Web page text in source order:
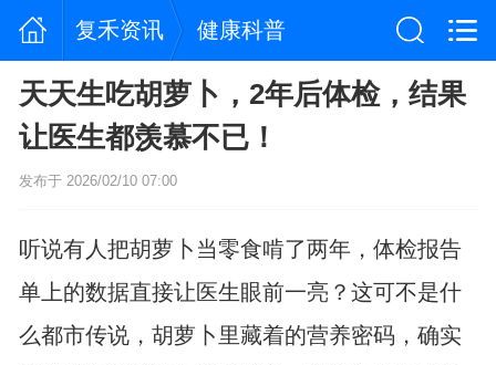
复禾资讯 健康科普
天天生吃胡萝卜，2年后体检，结果
让医生都羡慕不已！
发布于 2026/02/10 07:00
听说有人把胡萝卜当零食啃了两年，体检报告
单上的数据直接让医生眼前一亮？这可不是什
么都市传说，胡萝卜里藏着的营养密码，确实